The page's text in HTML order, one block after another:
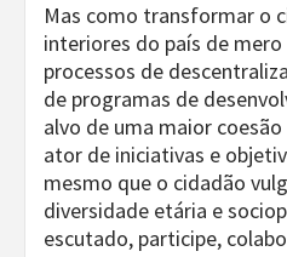
Mas como transformar o
interiores do país de
processos de
de programas de
alvo de uma maior
ator de iniciativas e
mesmo que o cidadão
diversidade etária e
escutado, participe,